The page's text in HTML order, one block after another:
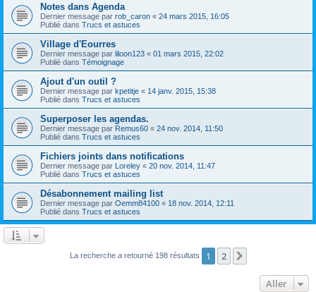
Notes dans Agenda
Dernier message par rob_caron « 24 mars 2015, 16:05
Publié dans Trucs et astuces
Village d'Eourres
Dernier message par liloon123 « 01 mars 2015, 22:02
Publié dans Témoignage
Ajout d'un outil ?
Dernier message par kpetitje « 14 janv. 2015, 15:38
Publié dans Trucs et astuces
Superposer les agendas.
Dernier message par Remus60 « 24 nov. 2014, 11:50
Publié dans Trucs et astuces
Fichiers joints dans notifications
Dernier message par Loreley « 20 nov. 2014, 11:47
Publié dans Trucs et astuces
Désabonnement mailing list
Dernier message par Oemm84100 « 18 nov. 2014, 12:11
Publié dans Trucs et astuces
La recherche a retourné 198 résultats 1 2
Aller